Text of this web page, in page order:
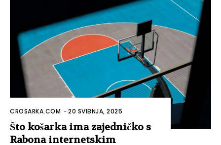
CROSARKA.COM -20 SVIBNJA, 2025
Što košarka ima zajedničko s
Rabona internetskim